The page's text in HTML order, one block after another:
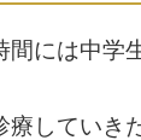
には中学
していき